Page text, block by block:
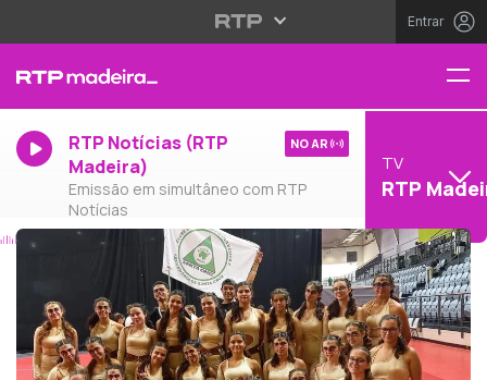
Entrar
RTP Notícias (RTP
Madeira)
Emissão em simultâneo com RTP
Notícias
NO AR
TV
RTP